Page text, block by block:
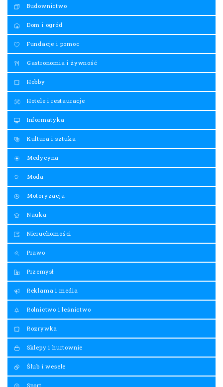
Budownictwo
Dom i ogród
Fundacje i pomoc
Gastronomia i żywność
Hobby
Hotele i restauracje
Informatyka
Kultura i sztuka
Medycyna
Moda
Motoryzacja
Nauka
Nieruchomości
Prawo
Przemysł
Reklama i media
Rolnictwo i leśnictwo
Rozrywka
Sklepy i hurtownie
Ślub i wesele
Sport